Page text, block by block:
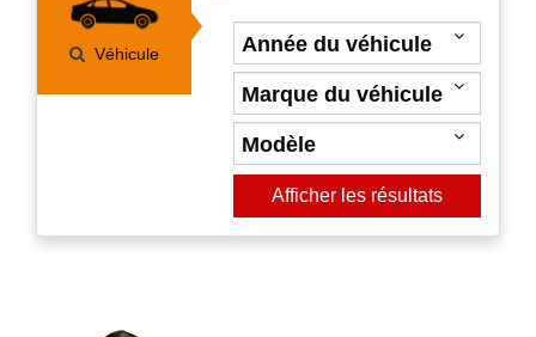
Véhicule
Afficher les résultats